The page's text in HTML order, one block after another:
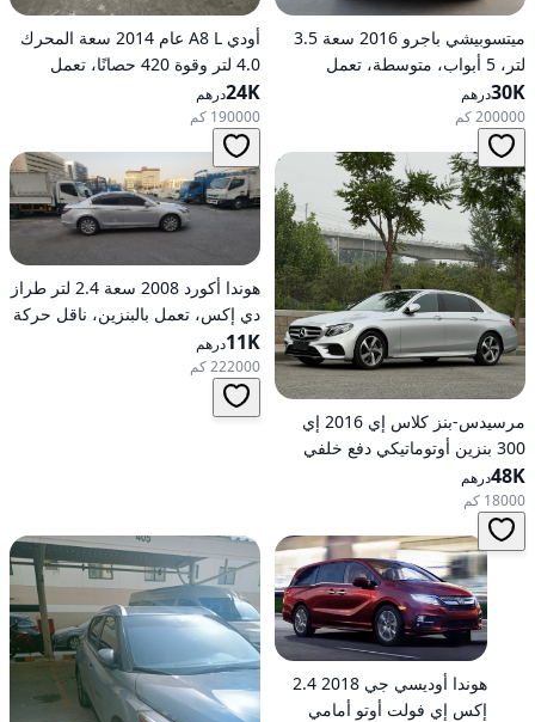
ميتسوبيشي باجرو 2016 سعة 3.5
لتر، 5 أبواب، متوسطة، تعمل
بالبنزين، أوتوماتيكية، دفع رباعي
30Kدرهم
200000 كم
أودي A8 L عام 2014 سعة المحرك
4.0 لتر وقوة 420 حصانًا، تعمل
بالبنزين، ناقل حركة أوتوماتيكي، دفع
كلي للعجلات
24Kدرهم
190000 كم
مرسيدس-بنز كلاس إي 2016 إي
300 بنزين أوتوماتيكي دفع خلفي
48Kدرهم
18000 كم
هوندا أكورد 2008 سعة 2.4 لتر طراز
دي إكس، تعمل بالبنزين، ناقل حركة
أوتوماتيكي، دفع أمامي
11Kدرهم
222000 كم
هوندا أوديسي جي 2018 2.4
إكس إي فولت أوتو أمامي